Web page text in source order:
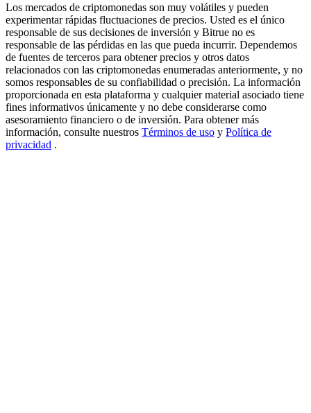
Precious Metals Trading Carnival
Trade Gold & Silver · 33,333 USDT Bonus
USDT New User Exclusive 10% APR
USDT Flexible Staking | Daily Rewards
Los mercados de criptomonedas son muy volátiles y pueden
experimentar rápidas fluctuaciones de precios. Usted es el único
responsable de sus decisiones de inversión y Bitrue no es
responsable de las pérdidas en las que pueda incurrir. Dependemos
de fuentes de terceros para obtener precios y otros datos
relacionados con las criptomonedas enumeradas anteriormente, y no
somos responsables de su confiabilidad o precisión. La información
proporcionada en esta plataforma y cualquier material asociado tiene
fines informativos únicamente y no debe considerarse como
asesoramiento financiero o de inversión. Para obtener más
información, consulte nuestros Términos de uso y Política de
privacidad .